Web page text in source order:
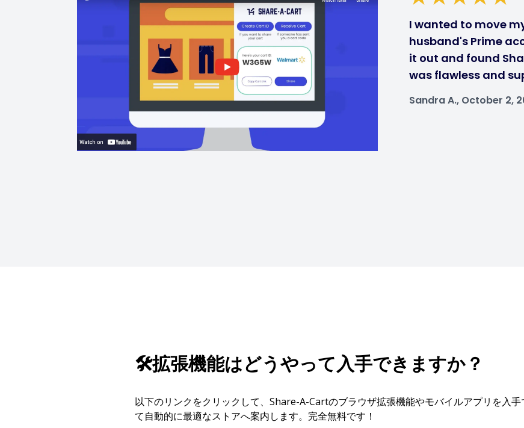
I wanted to move
husband's Prime
it out and found
was flawless and
Sandra A., October 2,
🛠️拡張機能はどうやって入手できますか？
以下のリンクをクリックして、Share-A-Cartのブラウザ拡張機能やモバイルアプリを入
て自動的に最適なストアへ案内します。完全無料です！